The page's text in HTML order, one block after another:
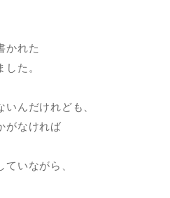
かれた
た。
いんだけれども、
がなければ
いながら、